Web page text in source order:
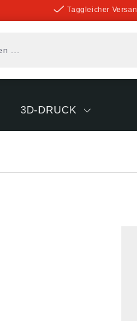
Taggleicher
3D-DRUCK